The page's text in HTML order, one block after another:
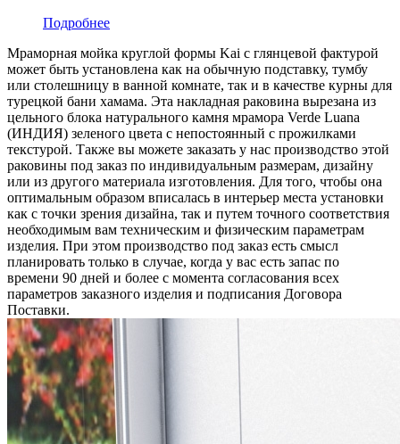
Подробнее
Мраморная мойка круглой формы Kai с глянцевой фактурой
может быть установлена как на обычную подставку, тумбу
или столешницу в ванной комнате, так и в качестве курны для
турецкой бани хамама. Эта накладная раковина вырезана из
цельного блока натурального камня мрамора Verde Luana
(ИНДИЯ) зеленого цвета c непостоянный с прожилками
текстурой. Также вы можете заказать у нас производство этой
раковины под заказ по индивидуальным размерам, дизайну
или из другого материала изготовления. Для того, чтобы она
оптимальным образом вписалась в интерьер места установки
как с точки зрения дизайна, так и путем точного соответствия
необходимым вам техническим и физическим параметрам
изделия. При этом производство под заказ есть смысл
планировать только в случае, когда у вас есть запас по
времени 90 дней и более с момента согласования всех
параметров заказного изделия и подписания Договора
Поставки.